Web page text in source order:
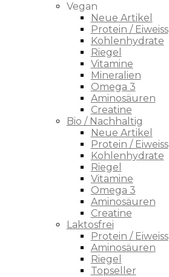
Vegan
Neue Artikel
Protein / Eiweiss
Kohlenhydrate
Riegel
Vitamine
Mineralien
Omega 3
Aminosäuren
Creatine
Bio / Nachhaltig
Neue Artikel
Protein / Eiweiss
Kohlenhydrate
Riegel
Vitamine
Omega 3
Aminosäuren
Creatine
Laktosfrei
Protein / Eiweiss
Aminosäuren
Riegel
Topseller